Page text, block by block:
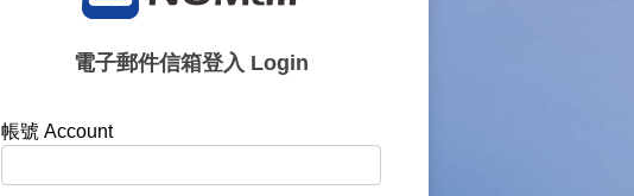
電子郵件信箱登入 Login
帳號 Account